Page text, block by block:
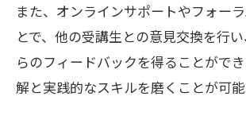
また、オンラインサポートやフォー
とで、他の受講生との意見交換を行
らのフィードバックを得ることがで
解と実践的なスキルを磨くことが可能